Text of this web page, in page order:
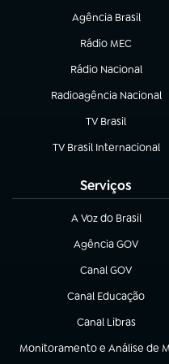
Agência Brasil
(abre em nova aba)
Rádio MEC
(abre em nova aba)
Rádio Nacional
Radioagência Nacional
(abre em nova aba)
TV Brasil
(abre em nova
TV Brasil Internacional
(abre em nova aba)
Serviços
A Voz do Brasil
(abre em nova aba)
Agência GOV
(abre em nova aba)
Canal GOV
(abre em nova aba)
Canal Educação
(abre em nova aba)
Canal Libras
(abre em nova aba)
Monitoramento e Análise de
(abre em nova aba)